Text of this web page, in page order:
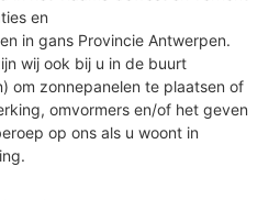
en
in gans Provincie Antwerpen.
wij ook bij u in de buurt
om zonnepanelen te plaatsen of
omvormers en/of het geven
op ons als u woont in